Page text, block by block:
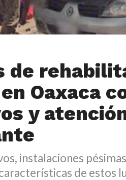
de
Oaxaca
y
instalaciones
de estos